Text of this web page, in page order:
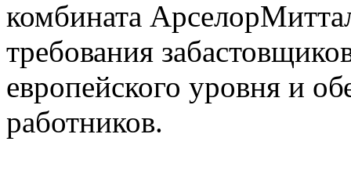
комбината
требования
европейского уровня и
работников.